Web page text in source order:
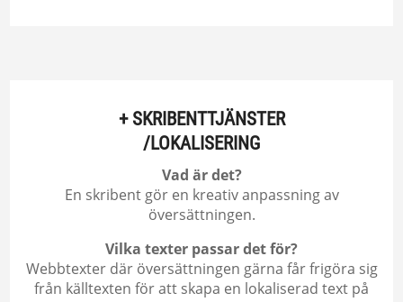
+ SKRIBENTTJÄNSTER
/LOKALISERING
Vad är det?
En skribent gör en kreativ anpassning av
översättningen.
Vilka texter passar det för?
Webbtexter där översättningen gärna får frigöra sig
från källtexten för att skapa en lokaliserad text på